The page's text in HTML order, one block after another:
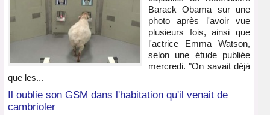
Barack Obama sur une
photo après l'avoir vue
plusieurs fois, ainsi que
l'actrice Emma Watson,
selon une étude publiée
mercredi. "On savait déjà
que les...
Il oublie son GSM dans l'habitation qu'il venait de
cambrioler